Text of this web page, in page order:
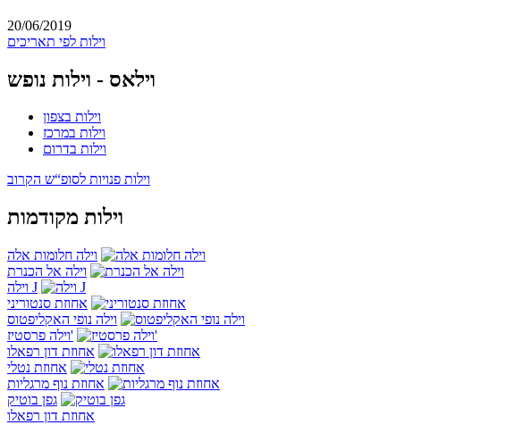
20/06/2019
וילות לפי תאריכים
וילאס - וילות נופש
וילות בצפון
וילות במרכז
וילות בדרום
וילות פנויות לסופ“ש הקרוב
וילות מקודמות
וילה חלומות אלה
וילה אל הכנרת
וילה J
אחוזת סנטוריני
וילה נופי האקליפטוס
וילה פרסטיז'
אחוזת דון רפאלו
אחוזת נטלי
אחוזת נוף מרגליות
גפן בוטיק
אחוזת דון רפאלו